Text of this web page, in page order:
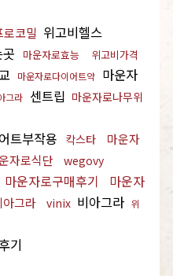
로코밀 위고비헬스
마운자로효능 위고비가격
마운자로다이어트약 마운자
그라 센트립 마운자로나무위
트부작용 칵스타
마운자
자로식단 wegovy
마운자로구매후기
마운자
그라 vinix 비아그라 위
기